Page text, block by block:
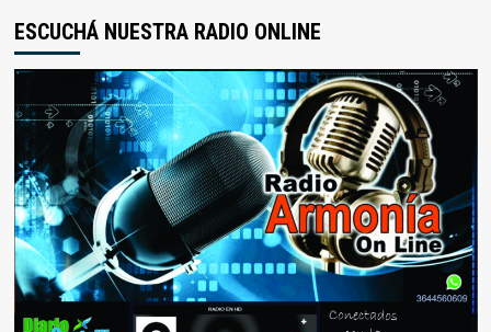
ESCUCHÁ NUESTRA RADIO ONLINE